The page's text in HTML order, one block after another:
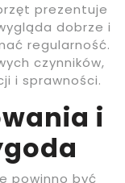
prezentuje
dobrze i
regularność.
czynników,
i sprawności.
i
powinno być